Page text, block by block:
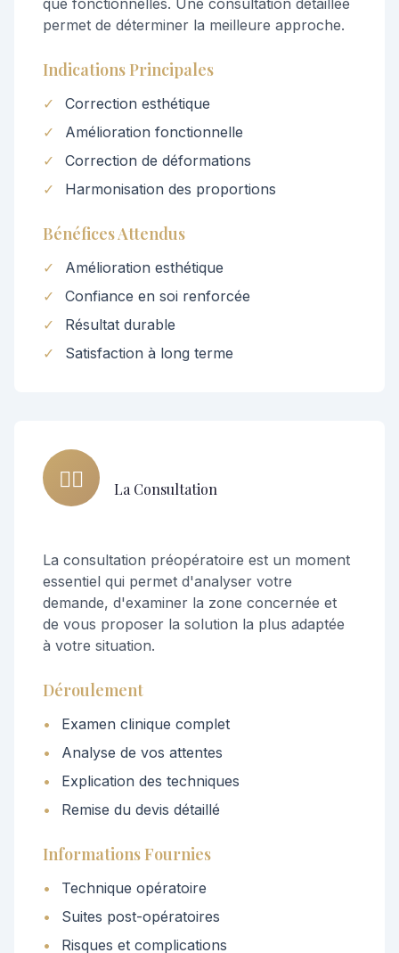
que fonctionnelles. Une consultation détaillée
permet de déterminer la meilleure approche.
Indications Principales
✓
Correction esthétique
✓
Amélioration fonctionnelle
✓
Correction de déformations
✓
Harmonisation des proportions
Bénéfices Attendus
✓
Amélioration esthétique
✓
Confiance en soi renforcée
✓
Résultat durable
✓
Satisfaction à long terme
👨‍⚕️ La Consultation
La consultation préopératoire est un moment
essentiel qui permet d'analyser votre
demande, d'examiner la zone concernée et
de vous proposer la solution la plus adaptée
à votre situation.
Déroulement
•
Examen clinique complet
•
Analyse de vos attentes
•
Explication des techniques
•
Remise du devis détaillé
Informations Fournies
•
Technique opératoire
•
Suites post-opératoires
•
Risques et complications